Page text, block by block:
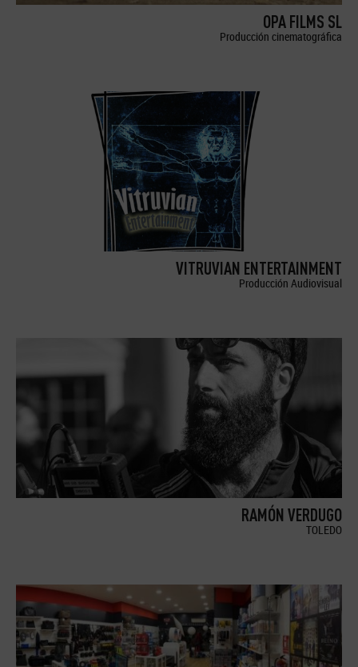
OPA FILMS SL
Producción cinematográfica
VITRUVIAN ENTERTAINMENT
Producción Audiovisual
RAMÓN VERDUGO
TOLEDO